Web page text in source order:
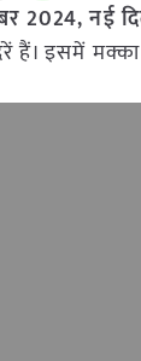
2024, नई
हैं। इसमें